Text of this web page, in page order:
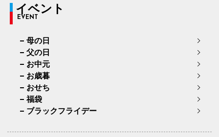
イベント
EVENT
母の日
父の日
お中元
お歳暮
おせち
福袋
ブラックフライデー